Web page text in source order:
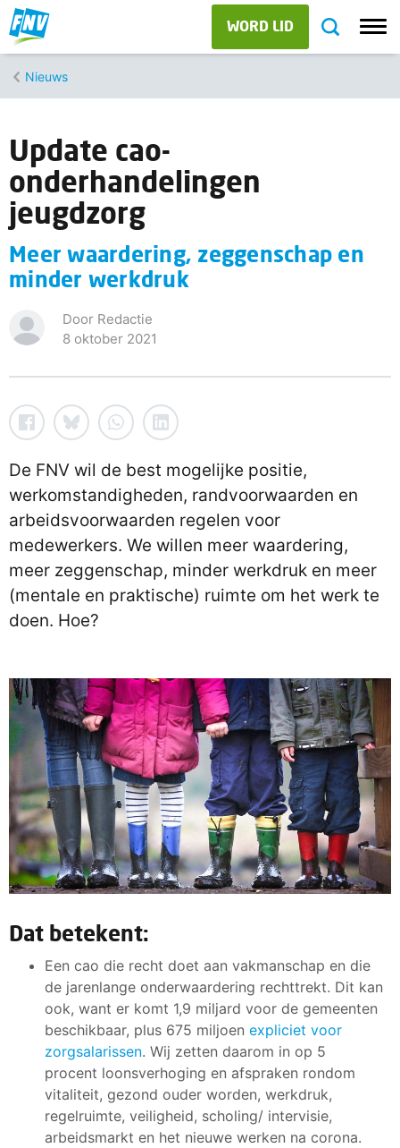
WORD LID
Nieuws
Update cao-
onderhandelingen
jeugdzorg
Meer waardering, zeggenschap en
minder werkdruk
Door Redactie
8 oktober 2021
De FNV wil de best mogelijke positie,
werkomstandigheden, randvoorwaarden en
arbeidsvoorwaarden regelen voor
medewerkers. We willen meer waardering,
meer zeggenschap, minder werkdruk en meer
(mentale en praktische) ruimte om het werk te
doen. Hoe?
Dat betekent:
Een cao die recht doet aan vakmanschap en die
de jarenlange onderwaardering rechttrekt. Dit kan
ook, want er komt 1,9 miljard voor de gemeenten
beschikbaar, plus 675 miljoen expliciet voor
zorgsalarissen. Wij zetten daarom in op 5
procent loonsverhoging en afspraken rondom
vitaliteit, gezond ouder worden, werkdruk,
regelruimte, veiligheid, scholing/ intervisie,
arbeidsmarkt en het nieuwe werken na corona.